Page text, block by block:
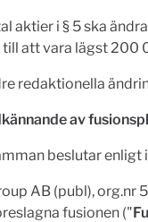
aktier i § 5 ska
att vara lägst
redaktionella
av
beslutar enligt
AB (publ), org.nr
fusionen ("